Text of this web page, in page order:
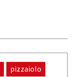
pizzaiolo